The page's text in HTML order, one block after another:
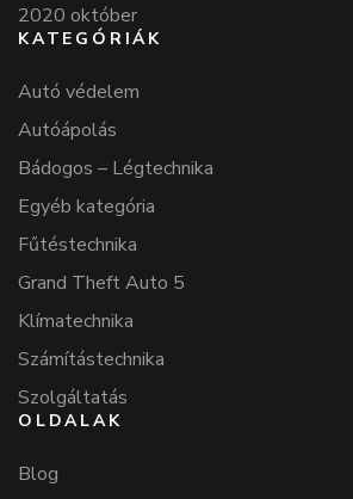
2020 október
KATEGÓRIÁK
Autó védelem
Autóápolás
Bádogos – Légtechnika
Egyéb kategória
Fűtéstechnika
Grand Theft Auto 5
Klímatechnika
Számítástechnika
Szolgáltatás
OLDALAK
Blog